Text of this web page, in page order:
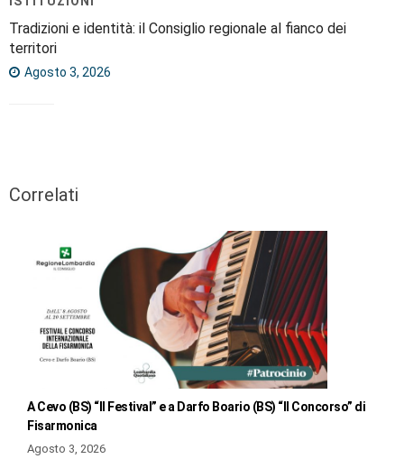
Tradizioni e identità: il Consiglio regionale al fianco dei
territori
Agosto 3, 2026
Correlati
A Cevo (BS) “Il Festival” e a Darfo Boario (BS) “Il Concorso” di
Fisarmonica
Agosto 3, 2026